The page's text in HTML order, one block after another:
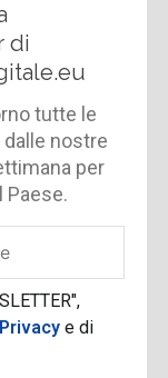
di
tutte le
nostre
per
Paese.
e di